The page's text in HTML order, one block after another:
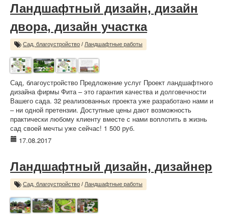
Ландшафтный дизайн, дизайн
двора, дизайн участка
Сад, благоустройство / Ландшафтные работы
Сад, благоустройство Предложение услуг Проект ландшафтного
дизайна фирмы Фита – это гарантия качества и долговечности
Вашего сада. 32 реализованных проекта уже разработано нами и
– ни одной претензии. Доступные цены дают возможность
практически любому клиенту вместе с нами воплотить в жизнь
сад своей мечты уже сейчас! 1 500 руб.
17.08.2017
Ландшафтный дизайн, дизайнер
Сад, благоустройство / Ландшафтные работы